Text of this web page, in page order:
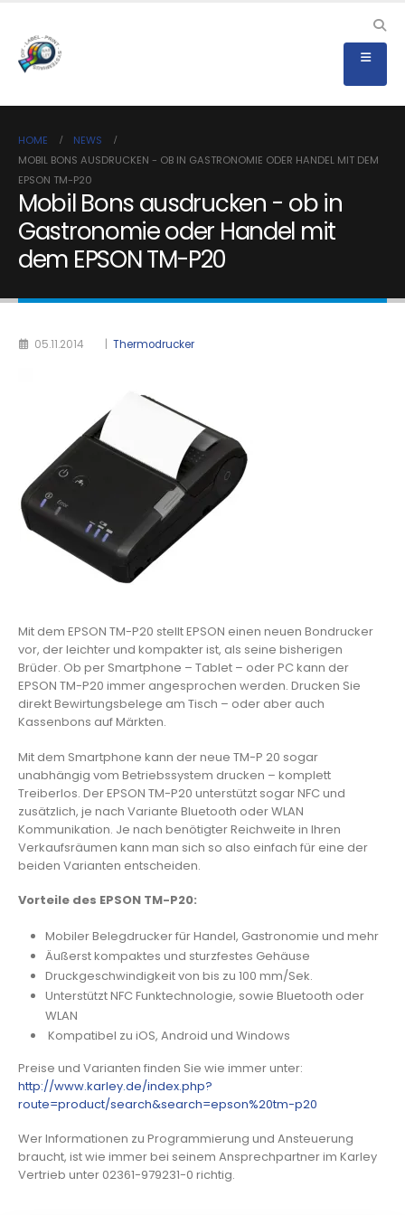
HOME
NEWS
MOBIL BONS AUSDRUCKEN - OB IN GASTRONOMIE ODER HANDEL MIT DEM
EPSON TM-P20
Mobil Bons ausdrucken - ob in
Gastronomie oder Handel mit
dem EPSON TM-P20
05.11.2014 Thermodrucker
Mit dem EPSON TM-P20 stellt EPSON einen neuen Bondrucker
vor, der leichter und kompakter ist, als seine bisherigen
Brüder. Ob per Smartphone – Tablet – oder PC kann der
EPSON TM-P20 immer angesprochen werden. Drucken Sie
direkt Bewirtungsbelege am Tisch – oder aber auch
Kassenbons auf Märkten.
Mit dem Smartphone kann der neue TM-P 20 sogar
unabhängig vom Betriebssystem drucken – komplett
Treiberlos. Der EPSON TM-P20 unterstützt sogar NFC und
zusätzlich, je nach Variante Bluetooth oder WLAN
Kommunikation. Je nach benötigter Reichweite in Ihren
Verkaufsräumen kann man sich so also einfach für eine der
beiden Varianten entscheiden.
Vorteile des EPSON TM-P20:
Mobiler Belegdrucker für Handel, Gastronomie und mehr
Äußerst kompaktes und sturzfestes Gehäuse
Druckgeschwindigkeit von bis zu 100 mm/Sek.
Unterstützt NFC Funktechnologie, sowie Bluetooth oder
WLAN
Kompatibel zu iOS, Android und Windows
Preise und Varianten finden Sie wie immer unter:
http://www.karley.de/index.php?
route=product/search&search=epson%20tm-p20
Wer Informationen zu Programmierung und Ansteuerung
braucht, ist wie immer bei seinem Ansprechpartner im Karley
Vertrieb unter 02361-979231-0 richtig.